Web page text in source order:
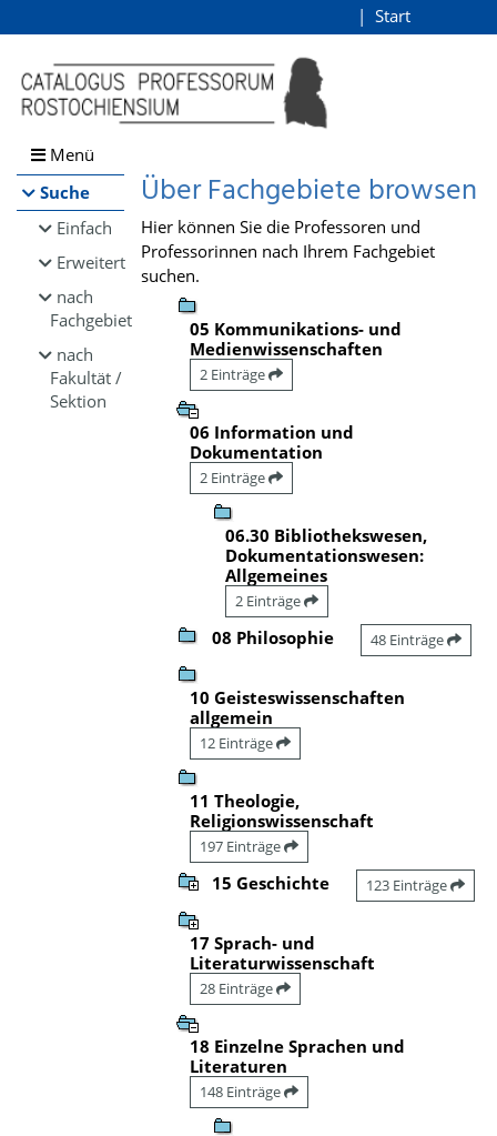
Browsen
direkt zum Inhalt
Start
Menü
Suche
Einfach
Erweitert
nach
Fachgebiet
nach
Fakultät /
Sektion
Über Fachgebiete browsen
Hier können Sie die Professoren und
Professorinnen nach Ihrem Fachgebiet
suchen.
05 Kommunikations- und
Medienwissenschaften
2 Einträge
06 Information und
Dokumentation
2 Einträge
06.30 Bibliothekswesen,
Dokumentationswesen:
Allgemeines
2 Einträge
08 Philosophie 48 Einträge
10 Geisteswissenschaften
allgemein
12 Einträge
11 Theologie,
Religionswissenschaft
197 Einträge
15 Geschichte 123 Einträge
17 Sprach- und
Literaturwissenschaft
28 Einträge
18 Einzelne Sprachen und
Literaturen
148 Einträge